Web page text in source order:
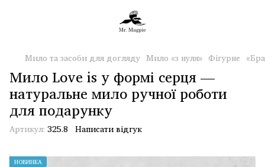
Мило та засоби для догляду Мило «з нуля» Фігурне
Мило Love is у формі серця —
натуральне мило ручної роботи
для подарунку
Артикул: 325.8 Написати відгук
НОВИНКА